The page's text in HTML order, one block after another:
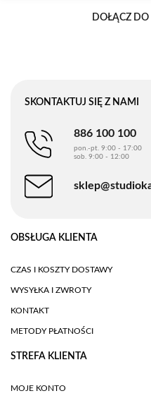
DOŁĄCZ DO
SKONTAKTUJ SIĘ Z NAMI
886 100 100
pon.-pt. 9:00 - 17:00
sob. 9:00 - 12:00
OBSŁUGA KLIENTA
CZAS I KOSZTY DOSTAWY
WYSYŁKA I ZWROTY
KONTAKT
METODY PŁATNOŚCI
STREFA KLIENTA
MOJE KONTO